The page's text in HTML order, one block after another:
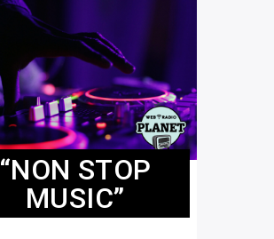
“NON STOP
MUSIC”